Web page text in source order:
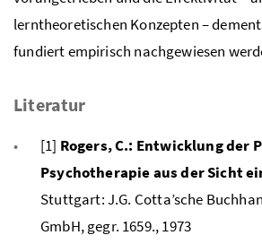
lerntheoretischen Konzepten –
fundiert empirisch nachgewiesen
Literatur
[1] Rogers, C.: Entwicklung der
Psychotherapie aus der Sicht
Stuttgart: J.G. Cotta’sche
GmbH, gegr. 1659., 1973